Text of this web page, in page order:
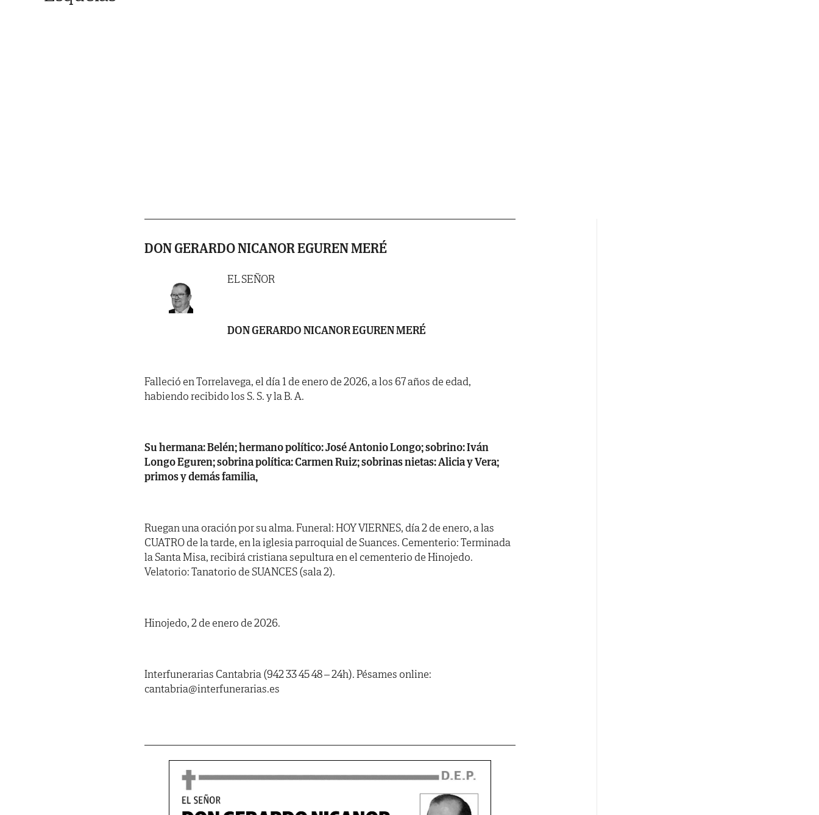
DON GERARDO NICANOR EGUREN MERÉ
EL SEÑOR
DON GERARDO NICANOR EGUREN MERÉ
Falleció en Torrelavega, el día 1 de enero de 2026, a los 67 años de edad,
habiendo recibido los S. S. y la B. A.
Su hermana: Belén; hermano político: José Antonio Longo; sobrino: Iván
Longo Eguren; sobrina política: Carmen Ruiz; sobrinas nietas: Alicia y Vera;
primos y demás familia,
Ruegan una oración por su alma. Funeral: HOY VIERNES, día 2 de enero, a las
CUATRO de la tarde, en la iglesia parroquial de Suances. Cementerio: Terminada
la Santa Misa, recibirá cristiana sepultura en el cementerio de Hinojedo.
Velatorio: Tanatorio de SUANCES (sala 2).
Hinojedo, 2 de enero de 2026.
Interfunerarias Cantabria (942 33 45 48 – 24h). Pésames online:
cantabria@interfunerarias.es